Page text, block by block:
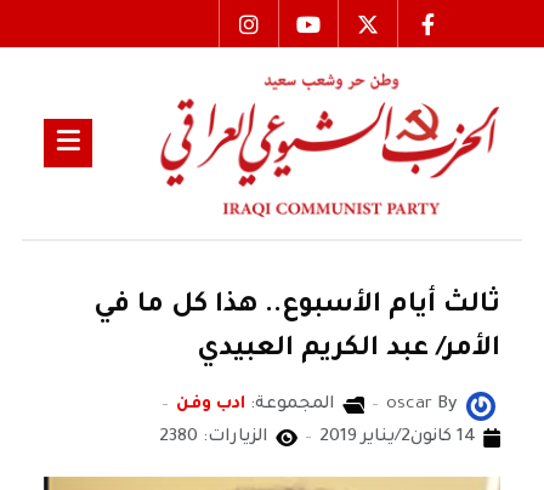
ثالث أيام الأسبوع.. هذا كل ما في
الأمر/ عبد الكريم العبيدي
By
oscar المجموعة: ادب وفن
14 كانون2/يناير 2019
الزيارات: 2380